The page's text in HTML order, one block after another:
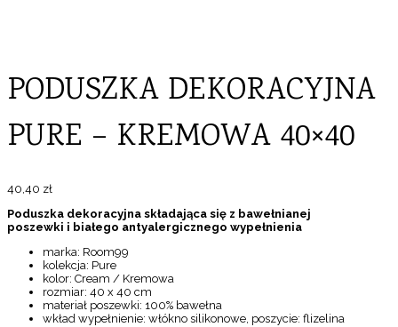
PODUSZKA DEKORACYJNA
PURE – KREMOWA 40×40
40,40 zł
Poduszka dekoracyjna składająca się z bawełnianej
poszewki i białego antyalergicznego wypełnienia
marka: Room99
kolekcja: Pure
kolor: Cream / Kremowa
rozmiar: 40 x 40 cm
materiał poszewki: 100% bawełna
wkład wypełnienie: włókno silikonowe, poszycie: flizelina